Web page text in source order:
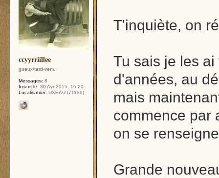
ccyyrriillee
gueux/tard-venu
Messages: 8
Inscrit le: 30 Avr 2015, 16:20
Localisation: UXEAU (71130)
T'inquiète, on
Tu sais je les
d'années, au
mais
commence par
on se
Grande